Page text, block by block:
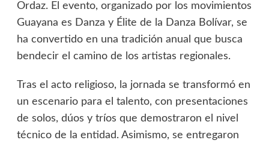
Ordaz. El evento, organizado por los movimientos
Guayana es Danza y Élite de la Danza Bolívar, se
ha convertido en una tradición anual que busca
bendecir el camino de los artistas regionales.
Tras el acto religioso, la jornada se transformó en
un escenario para el talento, con presentaciones
de solos, dúos y tríos que demostraron el nivel
técnico de la entidad. Asimismo, se entregaron